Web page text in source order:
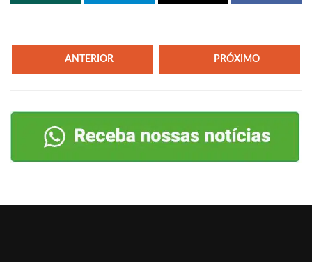
ANTERIOR PRÓXIMO